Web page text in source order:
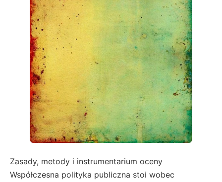
Zasady, metody i instrumentarium oceny
Współczesna polityka publiczna stoi wobec